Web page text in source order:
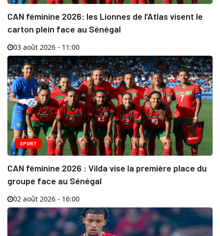
CAN féminine 2026: les Lionnes de l’Atlas visent le
carton plein face au Sénégal
03 août 2026 - 11:00
SPORT
CAN féminine 2026 : Vilda vise la première place du
groupe face au Sénégal
02 août 2026 - 16:00